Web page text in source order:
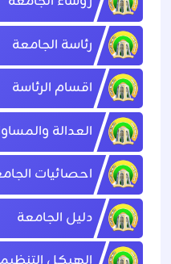
رئاسة الجامعة
اقسام الرئاسة
العدالة
احصائيات
دليل الجامعة